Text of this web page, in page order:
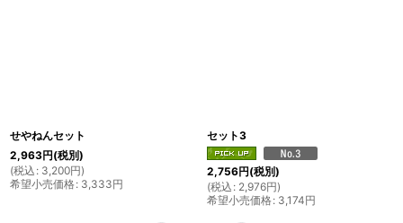
せやねんセット
2,963円(税別)
(税込 : 3,200円)
希望小売価格: 3,333円
セット3
2,756円(税別)
(税込 : 2,976円)
希望小売価格: 3,174円